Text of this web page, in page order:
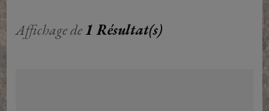
Affichage de1 Résultat(s)